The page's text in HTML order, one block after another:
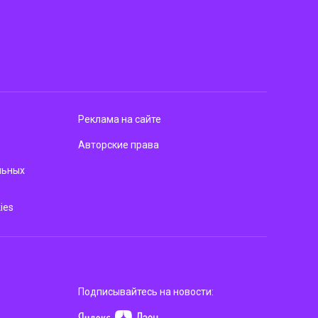
Реклама на сайте
Авторские права
Подписывайтесь на новости: